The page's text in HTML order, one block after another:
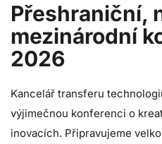
Přeshraniční,
mezinárodní
2026
Kancelář transferu
výjimečnou konferenci o
inovacích. Připravujeme